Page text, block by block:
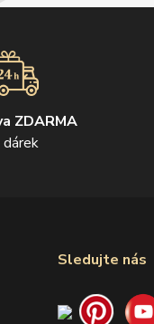
ZDARMA
dárek
Sledujte nás